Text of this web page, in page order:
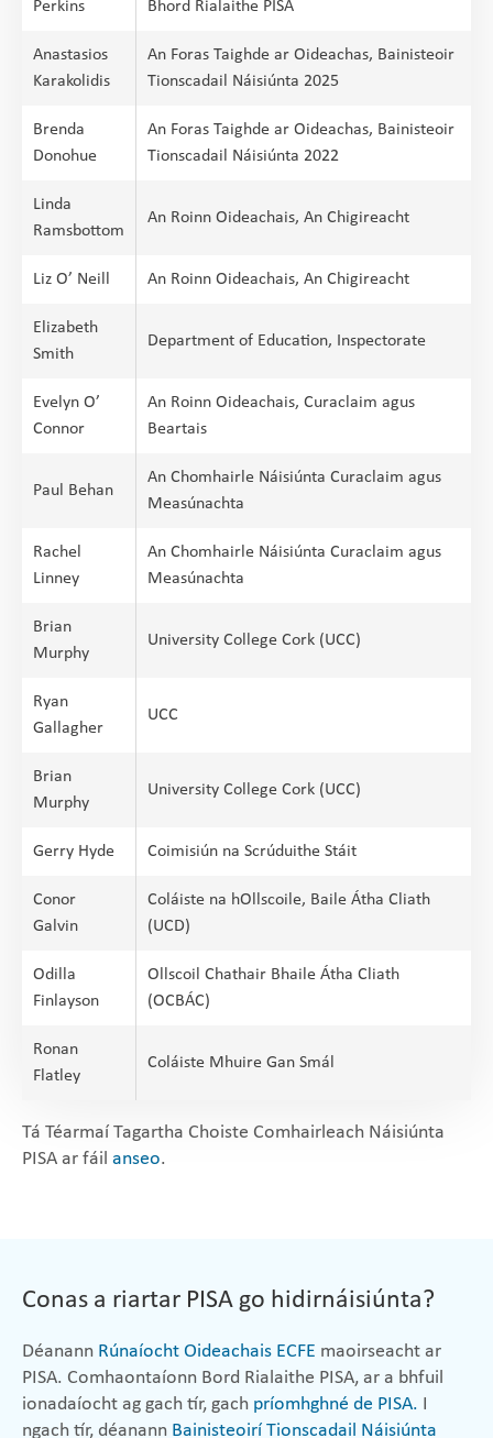
Perkins
Bhord Rialaithe PISA
Anastasios
Karakolidis
An Foras Taighde ar Oideachas, Bainisteoir
Tionscadail Náisiúnta 2025
Brenda
Donohue
An Foras Taighde ar Oideachas, Bainisteoir
Tionscadail Náisiúnta 2022
Linda
Ramsbottom
An Roinn Oideachais, An Chigireacht
Liz O’ Neill An Roinn Oideachais, An Chigireacht
Elizabeth
Smith
Department of Education, Inspectorate
Evelyn O’
Connor
An Roinn Oideachais, Curaclaim agus
Beartais
Paul Behan
An Chomhairle Náisiúnta Curaclaim agus
Measúnachta
Rachel
Linney
An Chomhairle Náisiúnta Curaclaim agus
Measúnachta
Brian
Murphy
University College Cork (UCC)
Ryan
Gallagher
UCC
Brian
Murphy
University College Cork (UCC)
Gerry Hyde Coimisiún na Scrúduithe Stáit
Conor
Galvin
Coláiste na hOllscoile, Baile Átha Cliath
(UCD)
Odilla
Finlayson
Ollscoil Chathair Bhaile Átha Cliath
(OCBÁC)
Ronan
Flatley
Coláiste Mhuire Gan Smál
Tá Téarmaí Tagartha Choiste Comhairleach Náisiúnta
PISA ar fáil anseo.
Conas a riartar PISA go hidirnáisiúnta?
Déanann Rúnaíocht Oideachais ECFE maoirseacht ar
PISA. Comhaontaíonn Bord Rialaithe PISA, ar a bhfuil
ionadaíocht ag gach tír, gach príomhghné de PISA. I
ngach tír, déanann Bainisteoirí Tionscadail Náisiúnta